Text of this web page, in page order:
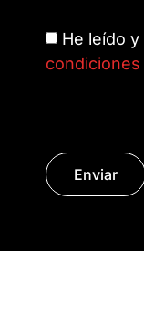
He leído
condiciones
Enviar